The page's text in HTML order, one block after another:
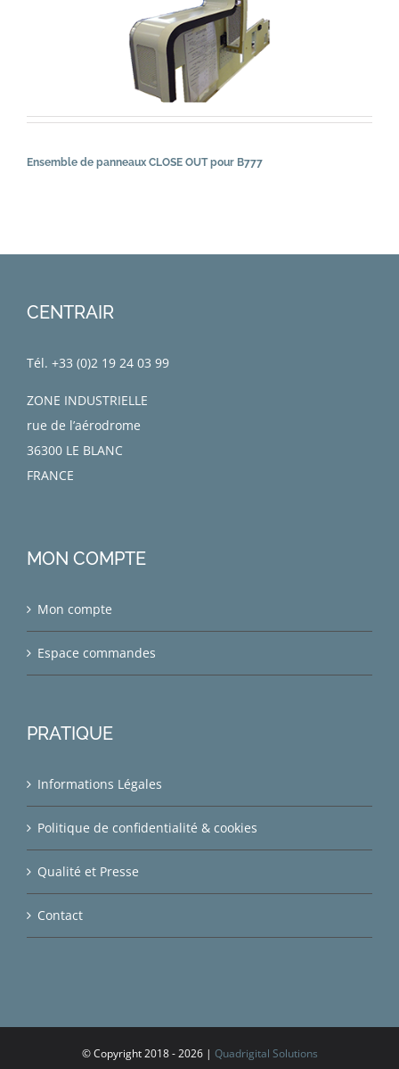
Ensemble de panneaux CLOSE OUT pour B777
CENTRAIR
Tél. +33 (0)2 19 24 03 99
ZONE INDUSTRIELLE
rue de l’aérodrome
36300 LE BLANC
FRANCE
MON COMPTE
Mon compte
Espace commandes
PRATIQUE
Informations Légales
Politique de confidentialité & cookies
Qualité et Presse
Contact
© Copyright 2018 -2026 | Quadrigital Solutions